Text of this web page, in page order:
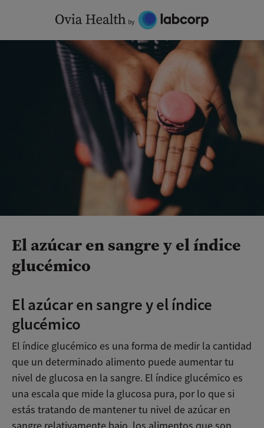
content
El azúcar en sangre y el índice
glucémico
El azúcar en sangre y el índice
glucémico
El índice glucémico es una forma de medir la cantidad
que un determinado alimento puede aumentar tu
nivel de glucosa en la sangre. El índice glucémico es
una escala que mide la glucosa pura, por lo que si
estás tratando de mantener tu nivel de azúcar en